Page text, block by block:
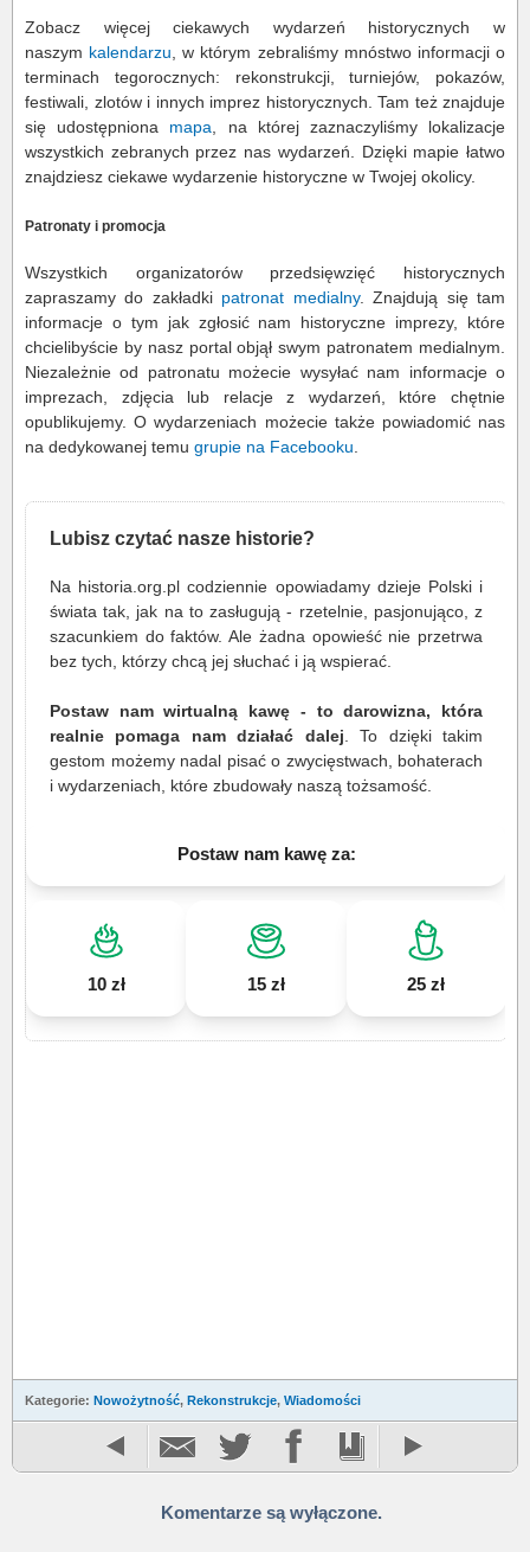
Zobacz więcej ciekawych wydarzeń historycznych w
naszym kalendarzu , w którym zebraliśmy mnóstwo informacji o
terminach tegorocznych: rekonstrukcji, turniejów, pokazów,
festiwali, zlotów i innych imprez historycznych. Tam też znajduje
się udostępniona mapa , na której zaznaczyliśmy lokalizacje
wszystkich zebranych przez nas wydarzeń. Dzięki mapie łatwo
znajdziesz ciekawe wydarzenie historyczne w Twojej okolicy.
Patronaty i promocja
Wszystkich organizatorów przedsięwzięć historycznych
zapraszamy do zakładki patronat medialny. Znajdują się tam
informacje o tym jak zgłosić nam historyczne imprezy, które
chcielibyście by nasz portal objął swym patronatem medialnym.
Niezależnie od patronatu możecie wysyłać nam informacje o
imprezach, zdjęcia lub relacje z wydarzeń, które chętnie
opublikujemy. O wydarzeniach możecie także powiadomić nas
na dedykowanej temu grupie na Facebooku
Lubisz czytać nasze historie?
Na historia.org.pl codziennie opowiadamy dzieje Polski i
świata tak, jak na to zasługują - rzetelnie, pasjonująco, z
szacunkiem do faktów. Ale żadna opowieść nie przetrwa
bez tych, którzy chcą jej słuchać i ją wspierać.
Postaw nam wirtualną kawę - to darowizna, która
realnie pomaga nam działać dalej . To dzięki takim
gestom możemy nadal pisać o zwycięstwach, bohaterach
i wydarzeniach, które zbudowały naszą tożsamość.
Postaw nam kawę za:
10 zł 15 zł 25 zł
Kategorie: Nowożytność, Rekonstrukcje, Wiadomości
Komentarze są wyłączone.